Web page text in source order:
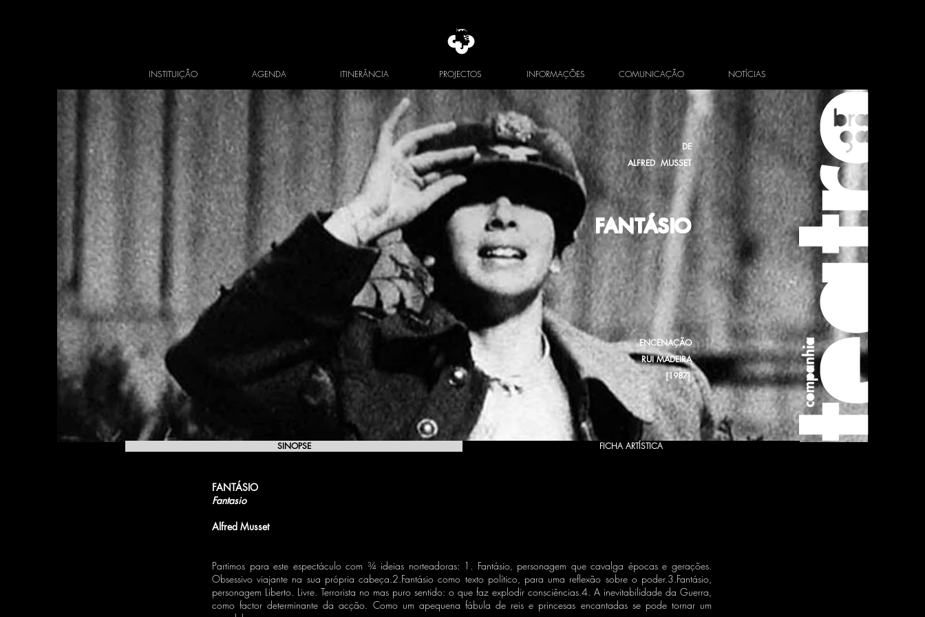
INSTITUIÇÃO AGENDA ITINERÂNCIA PROJECTOS INFORMAÇÕES COMUNICAÇÃO NOTÍCIAS
DE
ALFRED MUSSET
FANTÁSIO
ENCENAÇÃO
RUI MADEIRA
[1987]
SINOPSE FICHA ARTÍSTICA
FANTÁSIO
Fantasio
Alfred Musset
Partimos para este espectáculo com ¾ ideias norteadoras: 1. Fantásio, personagem que cavalga épocas e gerações.
Obsessivo viajante na sua própria cabeça.2.Fantásio como texto político, para uma reflexão sobre o poder.3.Fantásio,
personagem Liberto. Livre. Terrorista no mas puro sentido: o que faz explodir consciências.4. A inevitabilidade da Guerra,
como factor determinante da acção. Como um apequena fábula de reis e princesas encantadas se pode tornar um